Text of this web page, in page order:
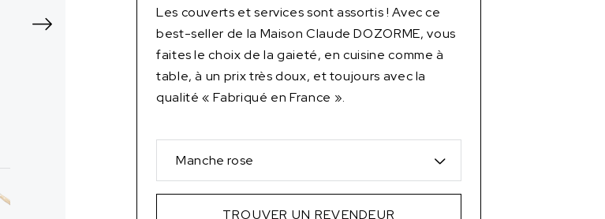
Les couverts et services sont assortis ! Avec ce
best-seller de la Maison Claude DOZORME, vous
faites le choix de la gaieté, en cuisine comme à
table, à un prix très doux, et toujours avec la
qualité « Fabriqué en France ».
Manche rose
TROUVER UN REVENDEUR